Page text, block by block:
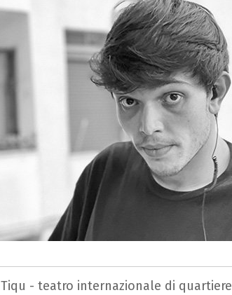
Tiqu - teatro internazionale di quartiere